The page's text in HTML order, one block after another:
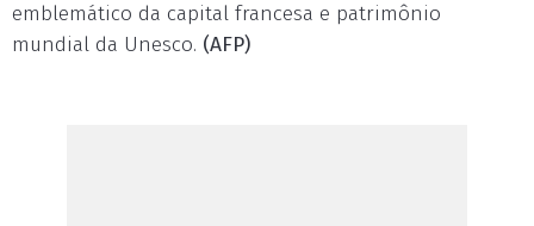
emblemático da capital francesa e patrimônio
mundial da Unesco. (AFP)